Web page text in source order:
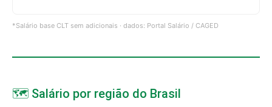
*Salário base CLT sem adicionais · dados: Portal Salário / CAGED
🗺️ Salário por região do Brasil